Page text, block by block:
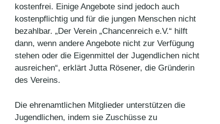
kostenfrei. Einige Angebote sind jedoch auch
kostenpflichtig und für die jungen Menschen nicht
bezahlbar. „Der Verein „Chancenreich e.V.“ hilft
dann, wenn andere Angebote nicht zur Verfügung
stehen oder die Eigenmittel der Jugendlichen nicht
ausreichen“, erklärt Jutta Rösener, die Gründerin
des Vereins.
Die ehrenamtlichen Mitglieder unterstützen die
Jugendlichen, indem sie Zuschüsse zu